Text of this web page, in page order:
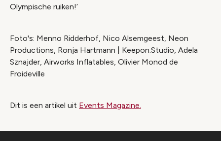
Olympische ruiken!’
Foto's: Menno Ridderhof, Nico Alsemgeest, Neon
Productions, Ronja Hartmann | Keepon.Studio, Adela
Sznajder, Airworks Inflatables, Olivier Monod de
Froideville
Dit is een artikel uit Events Magazine.